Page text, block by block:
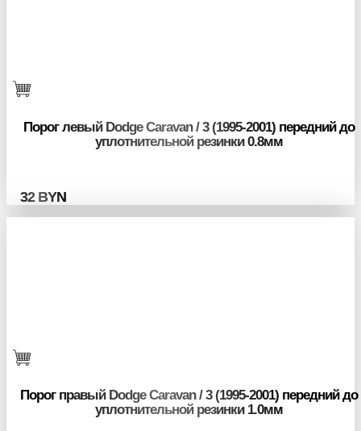
Порог левый Dodge Caravan / 3 (1995-2001) передний до
уплотнительной резинки 0.8мм
32 BYN
Порог правый Dodge Caravan / 3 (1995-2001) передний до
уплотнительной резинки 1.0мм